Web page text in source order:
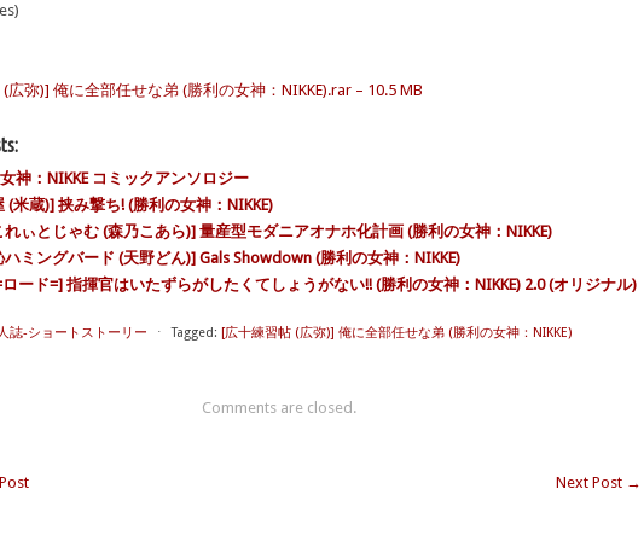
広弥)] 俺に全部任せな弟 (勝利の女神：NIKKE).rar – 10.5 MB
神：NIKKE コミックアンソロジー
(米蔵)] 挟み撃ち! (勝利の女神：NIKKE)
れぃとじゃむ (森乃こあら)] 量産型モダニアオナホ化計画 (勝利の女神：NIKKE)
ハミングバード (天野どん)] Gals Showdown (勝利の女神：NIKKE)
ロード=] 指揮官はいたずらがしたくてしょうがない!! (勝利の女神：NIKKE) 2.0 (オリジナル)
誌-ショートストーリー ⋅ Tagged: [広十練習帖 (広弥)] 俺に全部任せな弟 (勝利の女神：NIKKE)
Comments are closed.
Next Post →